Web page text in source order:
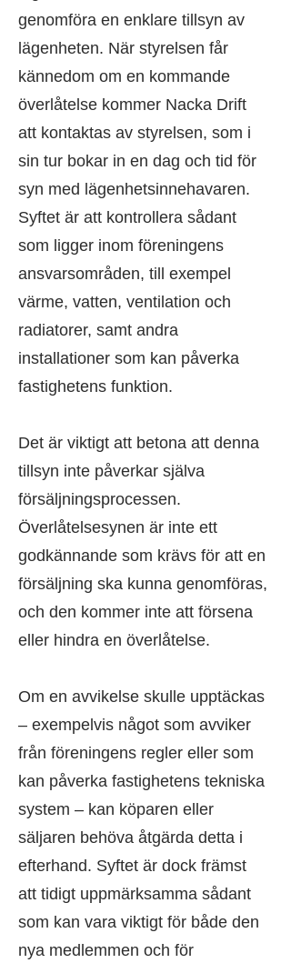
genomföra en enklare tillsyn av
lägenheten. När styrelsen får
kännedom om en kommande
överlåtelse kommer Nacka Drift
att kontaktas av styrelsen, som i
sin tur bokar in en dag och tid för
syn med lägenhetsinnehavaren.
Syftet är att kontrollera sådant
som ligger inom föreningens
ansvarsområden, till exempel
värme, vatten, ventilation och
radiatorer, samt andra
installationer som kan påverka
fastighetens funktion.
Det är viktigt att betona att denna
tillsyn inte påverkar själva
försäljningsprocessen.
Överlåtelsesynen är inte ett
godkännande som krävs för att en
försäljning ska kunna genomföras,
och den kommer inte att försena
eller hindra en överlåtelse.
Om en avvikelse skulle upptäckas
– exempelvis något som avviker
från föreningens regler eller som
kan påverka fastighetens tekniska
system – kan köparen eller
säljaren behöva åtgärda detta i
efterhand. Syftet är dock främst
att tidigt uppmärksamma sådant
som kan vara viktigt för både den
nya medlemmen och för